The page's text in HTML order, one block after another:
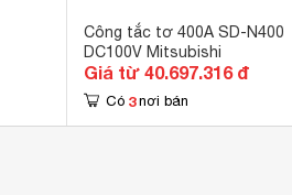
Công tắc tơ 400A SD-N400
DC100V Mitsubishi
Giá từ 40.697.316 đ
Có 3 nơi bán